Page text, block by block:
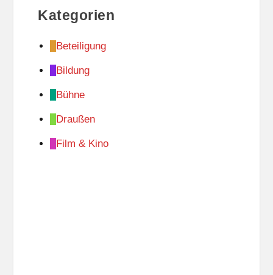
Kategorien
Beteiligung
Bildung
Bühne
Draußen
Film & Kino